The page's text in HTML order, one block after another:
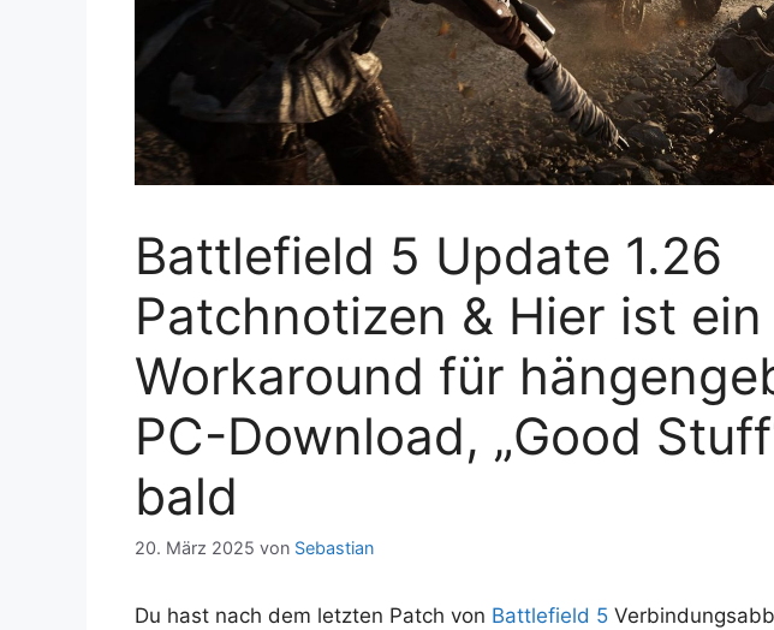
Battlefield 5 Update 1.26
Patchnotizen & Hier ist ein
Workaround für
PC-Download, „Good
bald
20. März 2025 von Sebastian
Du hast nach dem letzten Patch von Battlefield 5